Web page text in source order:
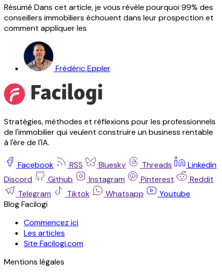
Résumé Dans cet article, je vous révèle pourquoi 99% des
conseillers immobiliers échouent dans leur prospection et
comment appliquer les
Frédéric Eppler
Stratégies, méthodes et réflexions pour les professionnels
de l'immobilier qui veulent construire un business rentable
à l'ère de l'IA.
Facebook RSS Bluesky Threads
Linkedin
Discord
Github Instagram Pinterest
Reddit
Telegram
Tiktok Whatsapp
Youtube
Blog Facilogi
Commencez ici
Les articles
Site Facilogi.com
Mentions légales